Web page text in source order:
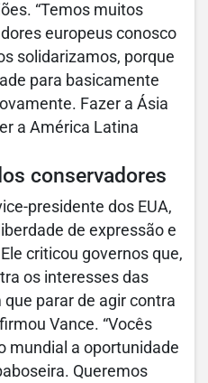
“Temos muitos
europeus conosco
solidarizamos, porque
para basicamente
Fazer a Ásia
a América Latina
conservadores
presidente dos EUA,
de expressão e
criticou governos que,
os interesses das
parar de agir contra
Vance. “Vocês
mundial a oportunidade
Queremos